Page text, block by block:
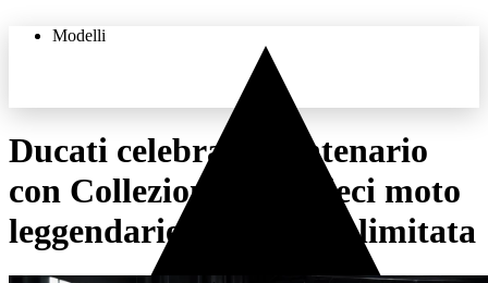
Modelli
Ducati celebra il Centenario
con Collezione 100: dieci moto
leggendarie in edizione limitata